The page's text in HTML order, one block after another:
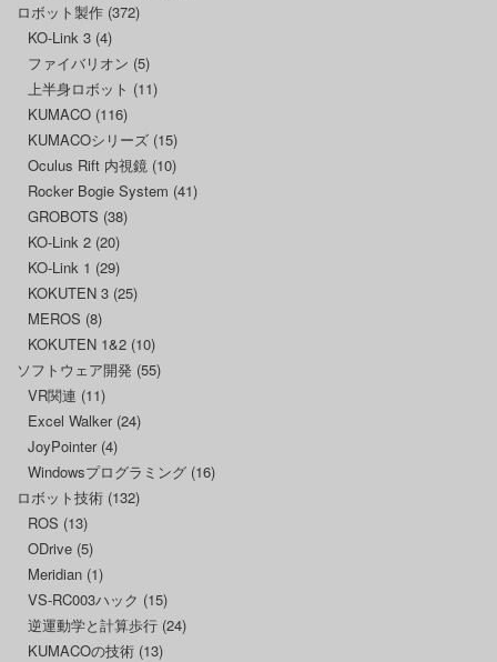
ロボット製作 (372)
KO-Link 3 (4)
ファイバリオン (5)
上半身ロボット (11)
KUMACO (116)
KUMACOシリーズ (15)
Oculus Rift 内視鏡 (10)
Rocker Bogie System (41)
GROBOTS (38)
KO-Link 2 (20)
KO-Link 1 (29)
KOKUTEN 3 (25)
MEROS (8)
KOKUTEN 1&2 (10)
ソフトウェア開発 (55)
VR関連 (11)
Excel Walker(24)
JoyPointer(4)
Windowsプログラミング (16)
ロボット技術 (132)
ROS (13)
ODrive (5)
Meridian (1)
VS-RC003ハック (15)
逆運動学と計算歩行 (24)
KUMACOの技術 (13)